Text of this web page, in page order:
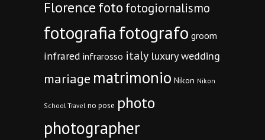
Florencefoto fotogiornalismo
fotografiafotografo groom
infrared infrarosso italy luxury wedding
mariage matrimonio Nikon Nikon
School Travel no pose photo
photographer